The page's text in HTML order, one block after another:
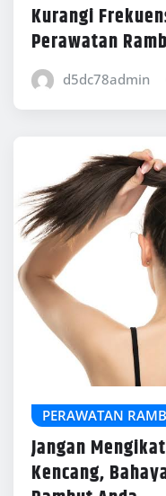
Kurangi
Perawatan
d5dc78admin
PERAWATAN
Jangan
Kencang,